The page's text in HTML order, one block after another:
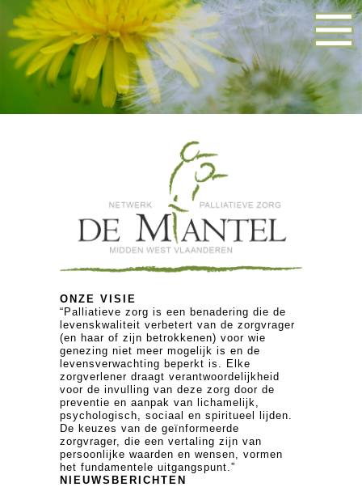
ONZE VISIE
“Palliatieve zorg is een benadering die de
levenskwaliteit verbetert van de zorgvrager
(en haar of zijn betrokkenen) voor wie
genezing niet meer mogelijk is en de
levensverwachting beperkt is. Elke
zorgverlener draagt verantwoordelijkheid
voor de invulling van deze zorg door de
preventie en aanpak van lichamelijk,
psychologisch, sociaal en spiritueel lijden.
De keuzes van de geïnformeerde
zorgvrager, die een vertaling zijn van
persoonlijke waarden en wensen, vormen
het fundamentele uitgangspunt.”
NIEUWSBERICHTEN